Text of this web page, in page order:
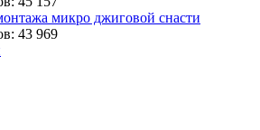
микро джиговой снасти
43 969